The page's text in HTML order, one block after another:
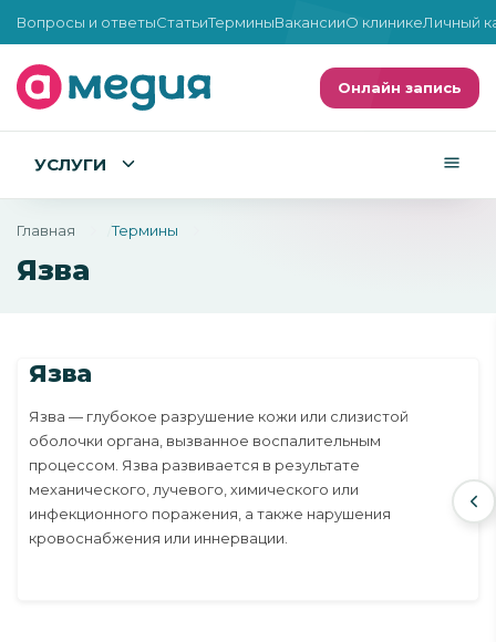
Вопросы и ответыСтатьиТерминыВакансииО клиникеЛичный
Онлайн запись
УСЛУГИ
Главная Термины
Язва
Язва
Язва — глубокое разрушение кожи или слизистой
оболочки органа, вызванное воспалительным
процессом. Язва развивается в результате
механического, лучевого, химического или
инфекционного поражения, а также нарушения
кровоснабжения или иннервации.